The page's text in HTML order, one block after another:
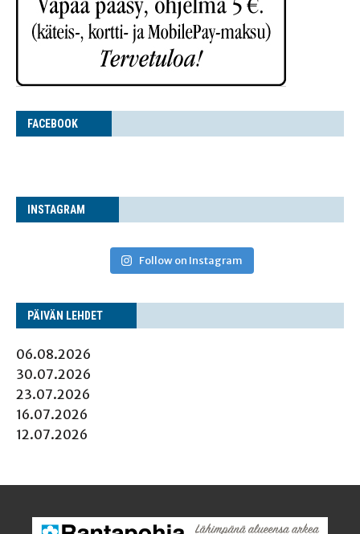
FACE­BOOK
INS­TA­GRAM
Follow on Instagram
PÄI­VÄN LEHDET
06.08.2026
30.07.2026
23.07.2026
16.07.2026
12.07.2026